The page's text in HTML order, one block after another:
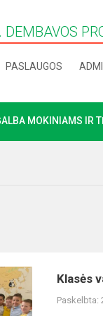
DEMBAVOS
PASLAUGOS
MOKINIAMS IR
Klasės
Paskelbta: